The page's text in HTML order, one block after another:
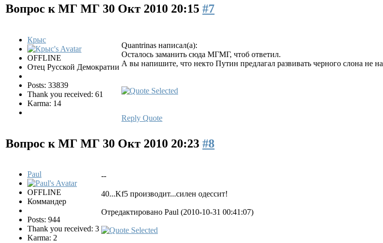
Вопрос к МГ МГ 30 Окт 2010 20:15 #7
Крыс
OFFLINE
Отец Русской Демократии
Posts: 33839
Thank you received: 61
Karma: 14
Quantrinas написал(а):
Осталось заманить сюда МГМГ, чтоб ответил.
А вы напишите, что некто Путин предлагал развивать черного слона не на
Reply Quote
Вопрос к МГ МГ 30 Окт 2010 20:23 #8
Paul
OFFLINE
Коммандер
Posts: 944
Thank you received: 3
Karma: 2
--
40...Kf5 производит...силен одессит!
Отредактировано Paul (2010-10-31 00:41:07)